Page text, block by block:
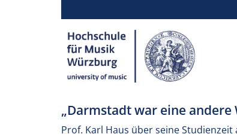
„Darmstadt war eine andere
Prof. Karl Haus über seine